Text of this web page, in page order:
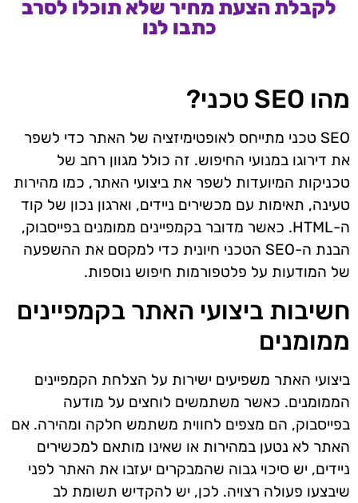
לקבלת הצעת מחיר שלא תוכלו לסרב
כתבו לנו
מהו SEO טכני?
SEO טכני מתייחס לאופטימיזציה של האתר כדי לשפר
את דירוגו במנועי החיפוש. זה כולל מגוון רחב של
טכניקות המיועדות לשפר את ביצועי האתר, כמו מהירות
טעינה, תאימות עם מכשירים ניידים, וארגון נכון של קוד
ה-HTML. כאשר מדובר בקמפיינים ממומנים בפייסבוק,
הבנת ה-SEO הטכני חיונית כדי למקסם את ההשפעה
של המודעות על פלטפורמות חיפוש נוספות.
חשיבות ביצועי האתר בקמפיינים
ממומנים
ביצועי האתר משפיעים ישירות על הצלחת הקמפיינים
הממומנים. כאשר משתמשים לוחצים על מודעה
בפייסבוק, הם מצפים לחווית משתמש חלקה ומהירה. אם
האתר לא נטען במהירות או שאינו מותאם למכשירים
ניידים, יש סיכוי גבוה שהמבקרים יעזבו את האתר לפני
שיבצעו פעולה רצויה. לכן, יש להקדיש תשומת לב